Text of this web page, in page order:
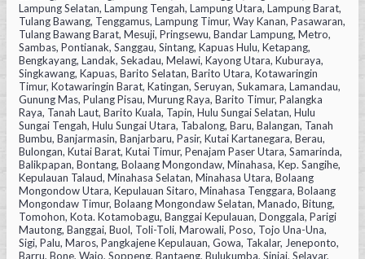
Lampung Selatan, Lampung Tengah, Lampung Utara, Lampung Barat,
Tulang Bawang, Tenggamus, Lampung Timur, Way Kanan, Pasawaran,
Tulang Bawang Barat, Mesuji, Pringsewu, Bandar Lampung, Metro,
Sambas, Pontianak, Sanggau, Sintang, Kapuas Hulu, Ketapang,
Bengkayang, Landak, Sekadau, Melawi, Kayong Utara, Kuburaya,
Singkawang, Kapuas, Barito Selatan, Barito Utara, Kotawaringin
Timur, Kotawaringin Barat, Katingan, Seruyan, Sukamara, Lamandau,
Gunung Mas, Pulang Pisau, Murung Raya, Barito Timur, Palangka
Raya, Tanah Laut, Barito Kuala, Tapin, Hulu Sungai Selatan, Hulu
Sungai Tengah, Hulu Sungai Utara, Tabalong, Baru, Balangan, Tanah
Bumbu, Banjarmasin, Banjarbaru, Pasir, Kutai Kartanegara, Berau,
Bulongan, Kutai Barat, Kutai Timur, Penajam Paser Utara, Samarinda,
Balikpapan, Bontang, Bolaang Mongondaw, Minahasa, Kep. Sangihe,
Kepulauan Talaud, Minahasa Selatan, Minahasa Utara, Bolaang
Mongondow Utara, Kepulauan Sitaro, Minahasa Tenggara, Bolaang
Mongondaw Timur, Bolaang Mongondaw Selatan, Manado, Bitung,
Tomohon, Kota. Kotamobagu, Banggai Kepulauan, Donggala, Parigi
Mautong, Banggai, Buol, Toli-Toli, Marowali, Poso, Tojo Una-Una,
Sigi, Palu, Maros, Pangkajene Kepulauan, Gowa, Takalar, Jeneponto,
Barru, Bone, Wajo, Soppeng, Bantaeng, Bulukumba, Sinjai, Selayar,